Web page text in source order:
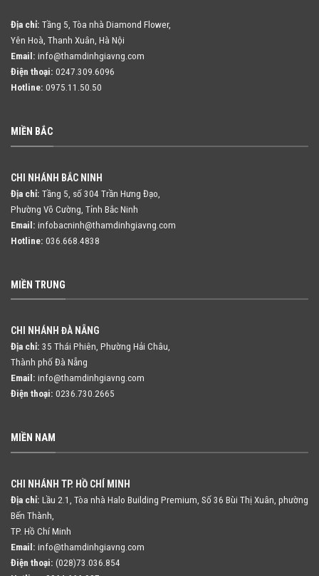
Địa chỉ: Tầng 5, Tòa nhà Diamond Flower,
Yên Hoà, Thanh Xuân, Hà Nội
Email: info@thamdinhgiavng.com
Điện thoại: 0247.309.6096
Hotline: 0975.11.50.50
MIỀN BẮC
CHI NHÁNH BẮC NINH
Địa chỉ: Tầng 5, số 304 Trần Hưng Đạo,
Phường Võ Cường, Tỉnh Bắc Ninh
Email: infobacninh@thamdinhgiavng.com
Hotline: 036.668.4838
MIỀN TRUNG
CHI NHÁNH ĐÀ NẴNG
Địa chỉ: 35 Thái Phiên, Phường Hải Châu,
Thành phố Đà Nẵng
Email: info@thamdinhgiavng.com
Điện thoại: 0236.730.2665
MIỀN NAM
CHI NHÁNH TP. HỒ CHÍ MINH
Địa chỉ: Lầu 2.1, Tòa nhà Halo Building Premium, Số 36 Bùi Thị Xuân, phường
Bến Thành,
TP. Hồ Chí Minh
Email: info@thamdinhgiavng.com
Điện thoại: (028)73.036.854